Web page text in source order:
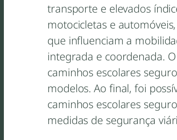
transporte e elevados
motocicletas e
que influenciam a
integrada e coordenada.
caminhos escolares
modelos. Ao final, foi
caminhos escolares
medidas de segurança